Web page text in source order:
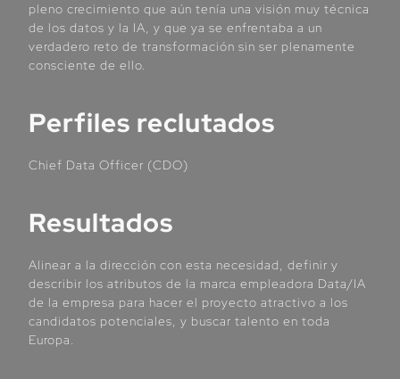
pleno crecimiento que aún tenía una visión muy técnica
de los datos y la IA, y que ya se enfrentaba a un
verdadero reto de transformación sin ser plenamente
consciente de ello.
Perfiles reclutados
Chief Data Officer (CDO)
Resultados
Alinear a la dirección con esta necesidad, definir y
describir los atributos de la marca empleadora Data/IA
de la empresa para hacer el proyecto atractivo a los
candidatos potenciales, y buscar talento en toda
Europa.